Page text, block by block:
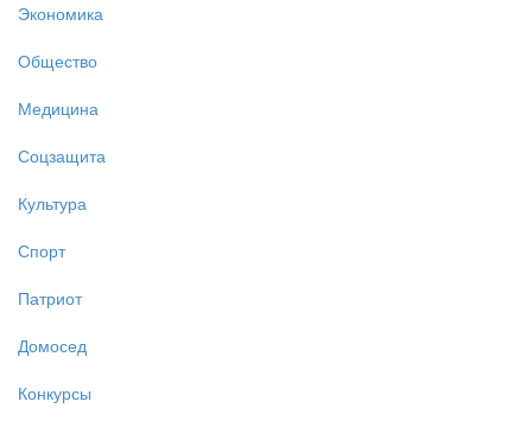
Экономика
Общество
Медицина
Соцзащита
Культура
Спорт
Патриот
Домосед
Конкурсы